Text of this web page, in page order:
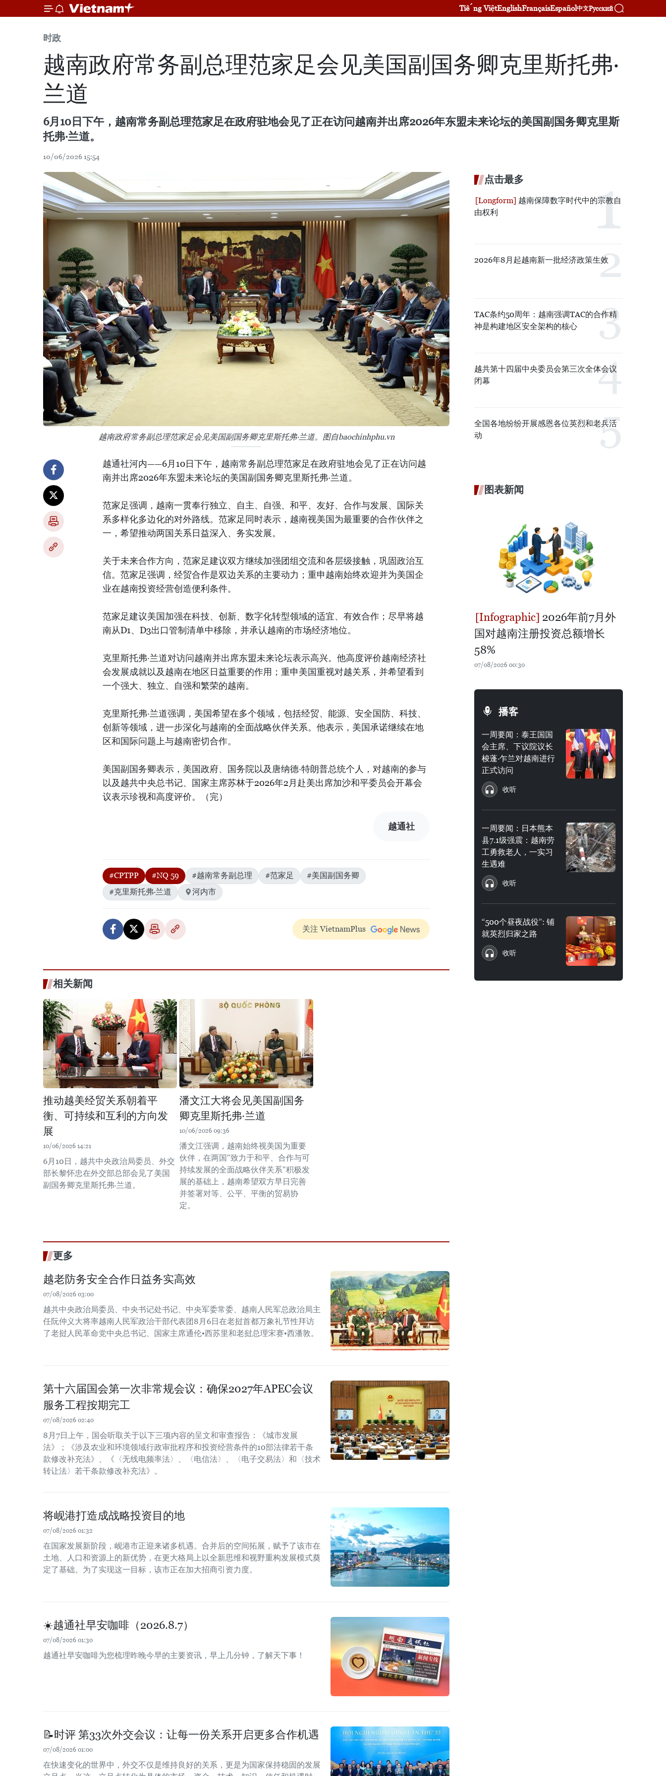
Tiếng ViệtEnglishFrançaisEspañol中文Русский
时政
越南政府常务副总理范家足会见美国副国务卿克里斯托弗·
兰道
6月10日下午，越南常务副总理范家足在政府驻地会见了正在访问越南并出席2026年东盟未来论坛的美国副国务卿克里斯
托弗·兰道。
10/06/2026 15:54
越南政府常务副总理范家足会见美国副国务卿克里斯托弗·兰道。图自baochinhphu.vn
越通社河内——6月10日下午，越南常务副总理范家足在政府驻地会见了正在访问越
南并出席2026年东盟未来论坛的美国副国务卿克里斯托弗·兰道。
范家足强调，越南一贯奉行独立、自主、自强、和平、友好、合作与发展、国际关
系多样化多边化的对外路线。范家足同时表示，越南视美国为最重要的合作伙伴之
一，希望推动两国关系日益深入、务实发展。
关于未来合作方向，范家足建议双方继续加强团组交流和各层级接触，巩固政治互
信。范家足强调，经贸合作是双边关系的主要动力；重申越南始终欢迎并为美国企
业在越南投资经营创造便利条件。
范家足建议美国加强在科技、创新、数字化转型领域的适宜、有效合作；尽早将越
南从D1、D3出口管制清单中移除，并承认越南的市场经济地位。
克里斯托弗·兰道对访问越南并出席东盟未来论坛表示高兴。他高度评价越南经济社
会发展成就以及越南在地区日益重要的作用；重申美国重视对越关系，并希望看到
一个强大、独立、自强和繁荣的越南。
克里斯托弗·兰道强调，美国希望在多个领域，包括经贸、能源、安全国防、科技、
创新等领域，进一步深化与越南的全面战略伙伴关系。他表示，美国承诺继续在地
区和国际问题上与越南密切合作。
美国副国务卿表示，美国政府、国务院以及唐纳德·特朗普总统个人，对越南的参与
以及越共中央总书记、国家主席苏林于2026年2月赴美出席加沙和平委员会开幕会
议表示珍视和高度评价。（完）
越通社
#CPTPP #NQ 59 #越南常务副总理 #范家足
#美国副国务卿
#克里斯托弗·兰道
河内市
关注 VietnamPlus
相关新闻
推动越美经贸关系朝着平
衡、可持续和互利的方向发
展
10/06/2026 14:21
6月10日，越共中央政治局委员、外交
部长黎怀忠在外交部总部会见了美国
副国务卿克里斯托弗·兰道。
潘文江大将会见美国副国务
卿克里斯托弗·兰道
10/06/2026 09:36
潘文江强调，越南始终视美国为重要
伙伴，在两国"致力于和平、合作与可
持续发展的全面战略伙伴关系"积极发
展的基础上，越南希望双方早日完善
并签署对等、公平、平衡的贸易协
定。
更多
越老防务安全合作日益务实高效
07/08/2026 03:00
越共中央政治局委员、中央书记处书记、中央军委常委、越南人民军总政治局主
任阮仲义大将率越南人民军政治干部代表团8月6日在老挝首都万象礼节性拜访
了老挝人民革命党中央总书记、国家主席通伦•西苏里和老挝总理宋赛•西潘敦。
第十六届国会第一次非常规会议：确保2027年APEC会议
服务工程按期完工
07/08/2026 02:40
8月7日上午，国会听取关于以下三项内容的呈文和审查报告：《城市发展
法》；《涉及农业和环境领域行政审批程序和投资经营条件的10部法律若干条
款修改补充法》、《〈无线电频率法〉、〈电信法〉、〈电子交易法〉和〈技术
转让法〉若干条款修改补充法》。
将岘港打造成战略投资目的地
07/08/2026 01:32
在国家发展新阶段，岘港市正迎来诸多机遇。合并后的空间拓展，赋予了该市在
土地、人口和资源上的新优势，在更大格局上以全新思维和视野重构发展模式奠
定了基础。为了实现这一目标，该市正在加大招商引资力度。
☀️越通社早安咖啡（2026.8.7）
07/08/2026 01:30
越通社早安咖啡为您梳理昨晚今早的主要资讯，早上几分钟，了解天下事！
📝时评 第33次外交会议：让每一份关系开启更多合作机遇
07/08/2026 01:00
在快速变化的世界中，外交不仅是维持良好的关系，更是为国家保持稳固的发展
点击最多
越南保障数字时代中的宗教自
由权利
2026年8月起越南新一批经济政策生效
TAC条约50周年：越南强调TAC的合作精
神是构建地区安全架构的核心
越共第十四届中央委员会第三次全体会议
闭幕
全国各地纷纷开展感恩各位英烈和老兵活
动
图表新闻
2026年前7月外
国对越南注册投资总额增长
58%
07/08/2026 00:30
播客
一周要闻：泰王国国
会主席、下议院议长
梭蓬·乍兰对越南进行
正式访问
收听
一周要闻：日本熊本
县7.1级强震：越南劳
工勇救老人，一实习
生遇难
收听
“500个昼夜战役”: 铺
就英烈归家之路
收听